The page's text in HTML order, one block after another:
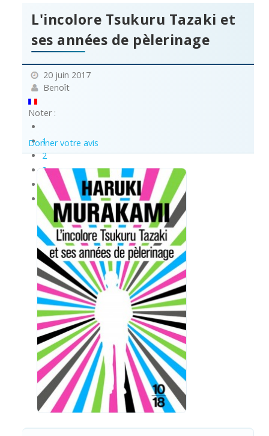
L'incolore Tsukuru Tazaki et
ses années de pèlerinage
20 juin 2017
Benoît
Noter :
1
2
3
5
Donner votre avis